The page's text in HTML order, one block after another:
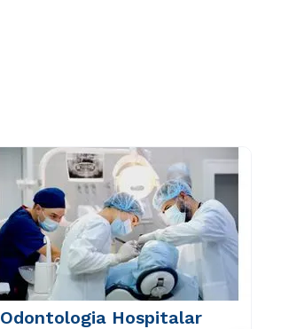
Odontologia Hospitalar